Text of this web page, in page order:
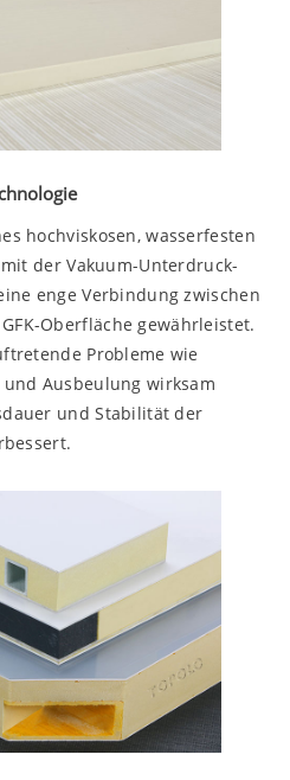
hochviskosen, wasserfesten
der Vakuum-Unterdruck-
enge Verbindung zwischen
Oberfläche gewährleistet.
Probleme wie
Ausbeulung wirksam
und Stabilität der